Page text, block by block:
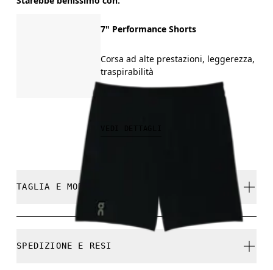
7" Performance Shorts
Corsa ad alte prestazioni, leggerezza,
traspirabilità
TAGLIA E MODELLO
Comoda. Fedele alla taglia.
SPEDIZIONE E RESI